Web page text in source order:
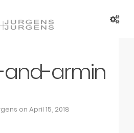
armin
on April 15, 2018